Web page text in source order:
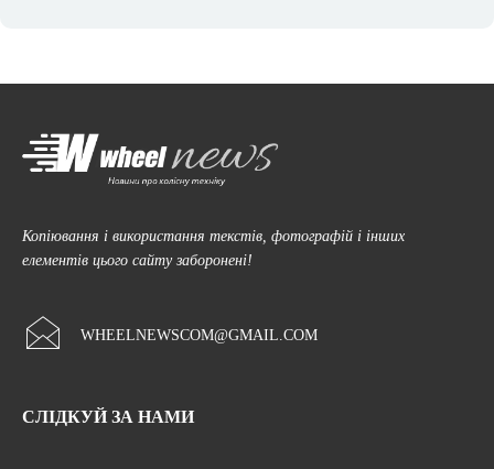
Копіювання і використання текстів, фотографій і інших
елементів цього сайту заборонені!
WHEELNEWSCOM@GMAIL.COM
СЛІДКУЙ ЗА НАМИ